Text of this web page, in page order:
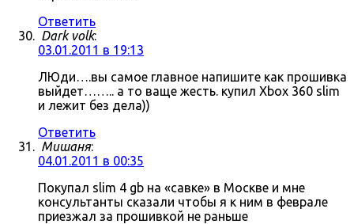
Ответить
Dark volk:
03.01.2011 в 19:13
ЛЮди….вы самое главное напишите как прошивка
выйдет…….. а то ваще жесть. купил Xbox 360 slim
и лежит без дела))
Ответить
Мишаня:
04.01.2011 в 00:35
Покупал slim 4 gb на «савке» в Москве и мне
консультанты сказали чтобы я к ним в феврале
приезжал за прошивкой не раньше